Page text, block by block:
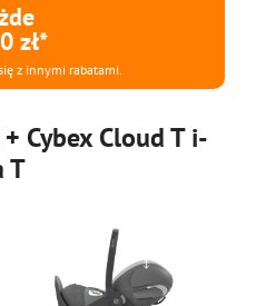
zł*
z innymi rabatami.
Cybex Cloud T i-
T